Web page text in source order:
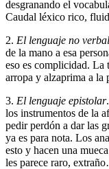
desgranando el
Caudal léxico rico,
2. El lenguaje no verbal
de la mano a esa
eso es complicidad. La
arropa y alzaprima a la
3. El lenguaje epistolar
los instrumentos de la
pedir perdón a dar las
ya es para nota. Los
esto y hacen una
les parece raro,